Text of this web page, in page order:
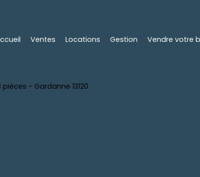
Ventes Locations Gestion Vendre votre